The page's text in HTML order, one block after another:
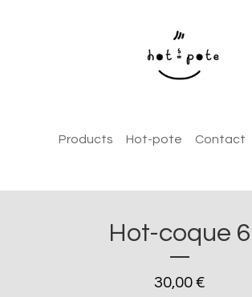
Products Hot-pote Contact
Hot-coque 6
30,00 €